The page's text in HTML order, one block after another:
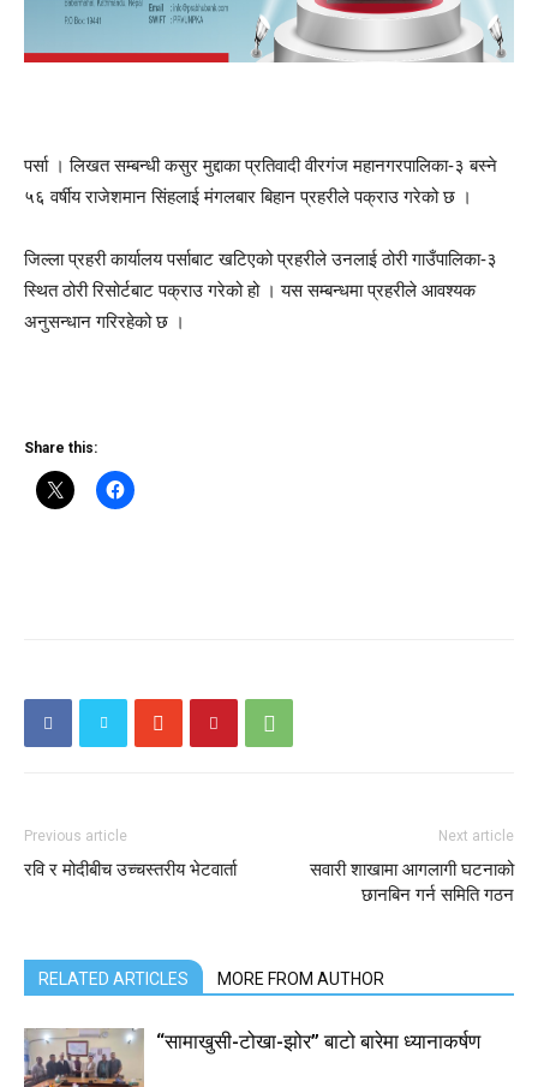
पर्सा । लिखत सम्बन्धी कसुर मुद्दाका प्रतिवादी वीरगंज महानगरपालिका-३ बस्ने
५६ वर्षीय राजेशमान सिंहलाई मंगलबार बिहान प्रहरीले पक्राउ गरेको छ ।
जिल्ला प्रहरी कार्यालय पर्साबाट खटिएको प्रहरीले उनलाई ठोरी गाउँपालिका-३
स्थित ठोरी रिसोर्टबाट पक्राउ गरेको हो । यस सम्बन्धमा प्रहरीले आवश्यक
अनुसन्धान गरिरहेको छ ।
Share this:
Previous article
रवि र मोदीबीच उच्चस्तरीय भेटवार्ता
Next article
सवारी शाखामा आगलागी घटनाको
छानबिन गर्न समिति गठन
RELATED ARTICLES MORE FROM AUTHOR
“सामाखुसी-टोखा-झोर” बाटो बारेमा ध्यानाकर्षण